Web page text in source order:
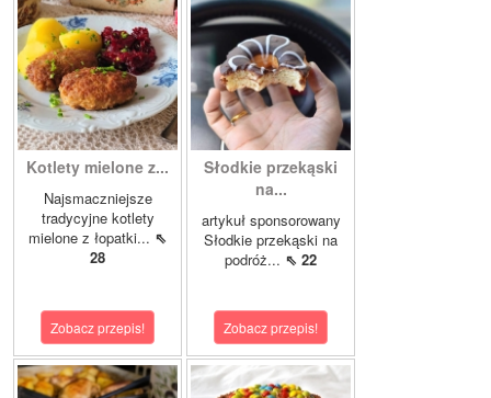
Kotlety mielone z...
Najsmaczniejsze
tradycyjne kotlety
mielone z łopatki... ⇖
28
Zobacz przepis!
Słodkie przekąski
na...
artykuł sponsorowany
Słodkie przekąski na
podróż... ⇖ 22
Zobacz przepis!